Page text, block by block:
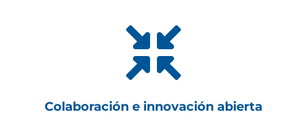

Colaboración e innovación abierta